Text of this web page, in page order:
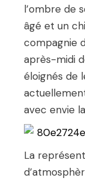
l’ombre de
âgé et un
compagnie
après-midi
éloignés de
avec envie
La